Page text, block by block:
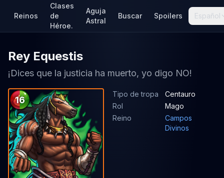
Reinos
Clases
de
Héroe.
Aguja
Astral
Buscar Spoilers Español
Rey Equestis
¡Dices que la justicia ha muerto, yo digo NO!
16
Tipo de tropa
Centauro
Rol
Mago
Reino
Campos
Divinos